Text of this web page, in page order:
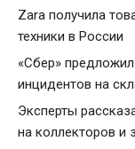
Zara получила
техники в России
«Сбер»
инцидентов на
Эксперты
на коллекторов и